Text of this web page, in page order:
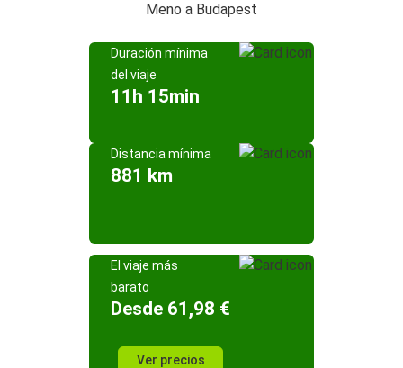
Meno a Budapest
Duración mínima
del viaje
11h 15min
Distancia mínima
881 km
El viaje más
barato
Desde 61,98 €
Ver precios